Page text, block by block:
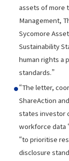
assets of more
Management,
Sycomore
Sustainability
human rights a
standards.”
“The letter,
ShareAction
states investor
workforce data
“to prioritise
disclosure